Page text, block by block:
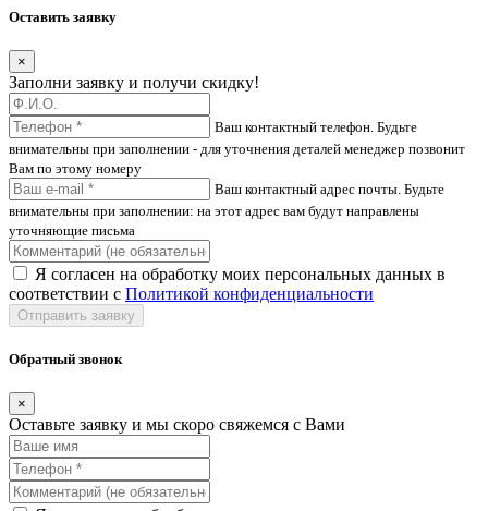
Оставить заявку
×
Заполни заявку и получи скидку!
Ваш контактный телефон. Будьте
внимательны при заполнении - для уточнения деталей менеджер позвонит
Вам по этому номеру
Ваш контактный адрес почты. Будьте
внимательны при заполнении: на этот адрес вам будут направлены
уточняющие письма
Я согласен на обработку моих персональных данных в
соответствии с Политикой конфиденциальности
Отправить заявку
Обратный звонок
×
Оставьте заявку и мы скоро свяжемся с Вами